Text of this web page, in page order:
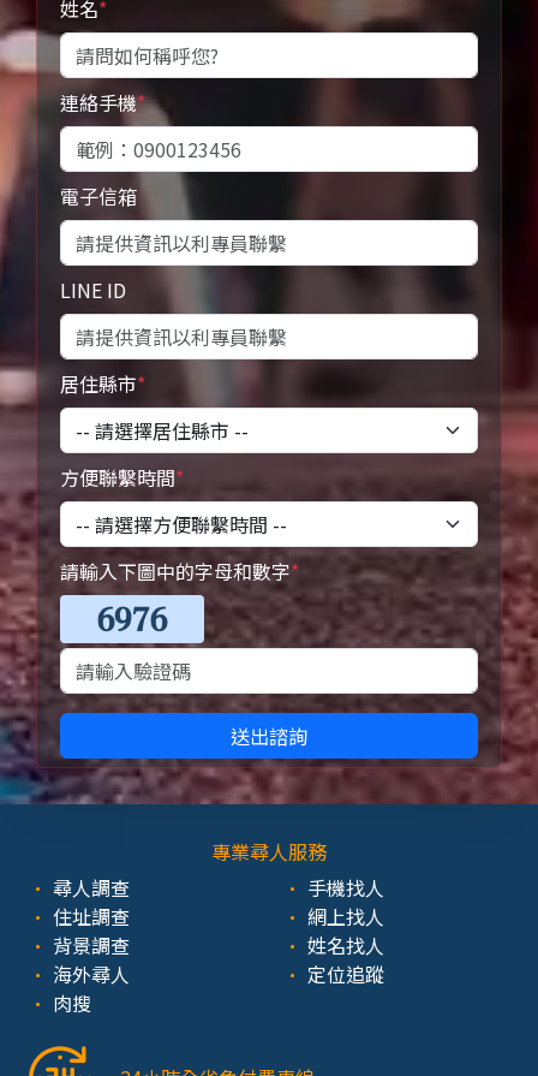
姓名*
連絡手機*
電子信箱
LINE ID
居住縣市*
方便聯繫時間*
請輸入下圖中的字母和數字*
送出諮詢
專業尋人服務
尋人調查
住址調查
背景調查
海外尋人
肉搜
手機找人
網上找人
姓名找人
定位追蹤